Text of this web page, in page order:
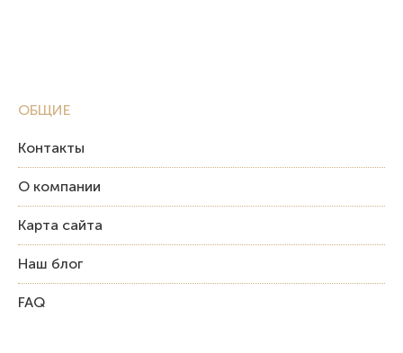
ОБЩИЕ
Контакты
О компании
Карта сайта
Наш блог
FAQ